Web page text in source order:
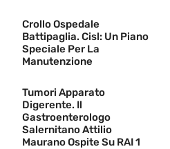
Crollo Ospedale
Battipaglia. Cisl: Un Piano
Speciale Per La
Manutenzione
Tumori Apparato
Digerente. Il
Gastroenterologo
Salernitano Attilio
Maurano Ospite Su RAI 1